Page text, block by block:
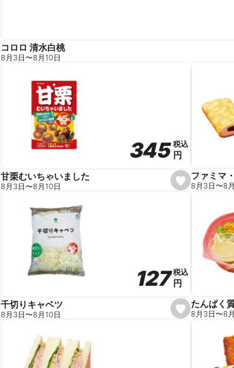
コロロ 清水白桃
8月3日〜8月10日
s
e
e
345
345税込
税込
円
円
甘栗むいちゃいました
8月3日〜8月10日
ファミマ
8月3日〜8
s
e
127
127税込
税込
円
円
千切りキャベツ
8月3日〜8月10日 8月3日〜8